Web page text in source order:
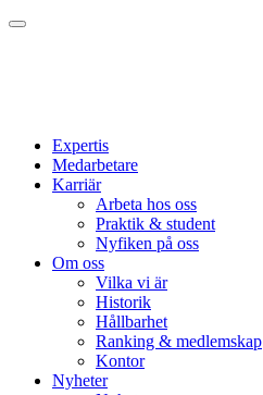
Expertis
Medarbetare
Karriär
Arbeta hos oss
Praktik & student
Nyfiken på oss
Om oss
Vilka vi är
Historik
Hållbarhet
Ranking & medlemskap
Kontor
Nyheter